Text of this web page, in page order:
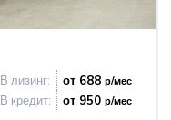
В лизинг: от 688 р/мес
В кредит: от 950 р/мес